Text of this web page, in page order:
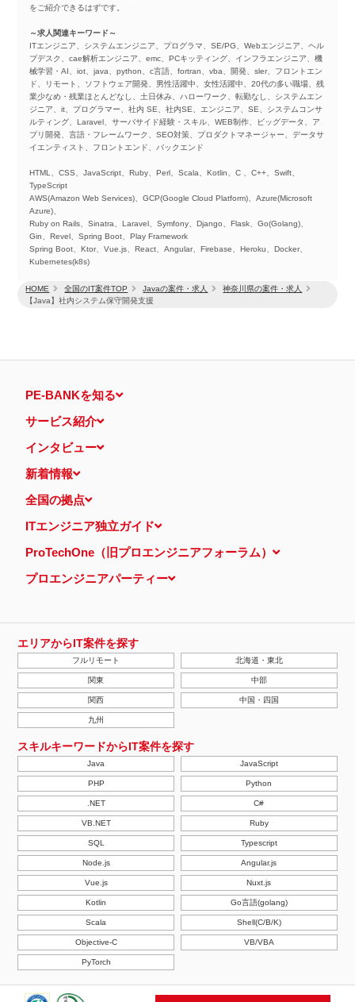
HOME 全国のIT案件TOP Javaの案件・求人
神奈川県の案件・求人
【Java】社内システム保守開発支援
をご紹介できるはずです。
～求人関連キーワード～
ITエンジニア、システムエンジニア、プログラマ、SE/PG、Webエンジニア、ヘル
プデスク、cae解析エンジニア、emc、PCキッティング、インフラエンジニア、機
械学習・AI、iot、java、python、c言語、fortran、vba、開発、sler、フロントエン
ド、リモート、ソフトウェア開発、男性活躍中、女性活躍中、20代の多い職場、残
業少なめ・残業ほとんどなし、土日休み、ハローワーク、転勤なし、システムエン
ジニア、it、プログラマー、社内 SE、社内SE、エンジニア、SE、システムコンサ
ルティング、Laravel、サーバサイド経験・スキル、WEB制作、ビッグデータ、ア
プリ開発、言語・フレームワーク、SEO対策、プロダクトマネージャー、データサ
イエンティスト、フロントエンド、バックエンド
HTML、CSS、JavaScript、Ruby、Perl、Scala、Kotlin、C 、C++、Swift、
TypeScript
AWS(Amazon Web Services)、GCP(Google Cloud Platform)、Azure(Microsoft
Azure)、
Ruby on Rails、Sinatra、Laravel、Symfony、Django、Flask、Go(Golang)、
Gin、Revel、Spring Boot、Play Framework
Spring Boot、Ktor、Vue.js、React、Angular、Firebase、Heroku、Docker、
Kubernetes(k8s)
PE-BANKを知る
サービス紹介
インタビュー
新着情報
全国の拠点
ITエンジニア独立ガイド
ProTechOne（旧プロエンジニアフォーラム）
プロエンジニアパーティー
エリアからIT案件を探す
フルリモート 北海道・東北
関東 中部
関西 中国・四国
九州
スキルキーワードからIT案件を探す
Java JavaScript
PHP Python
.NET C#
VB.NET Ruby
SQL Typescript
Node.js Angular.js
Vue.js Nuxt.js
Kotlin Go言語(golang)
Scala Shell(C/B/K)
Objective-C VB/VBA
PyTorch